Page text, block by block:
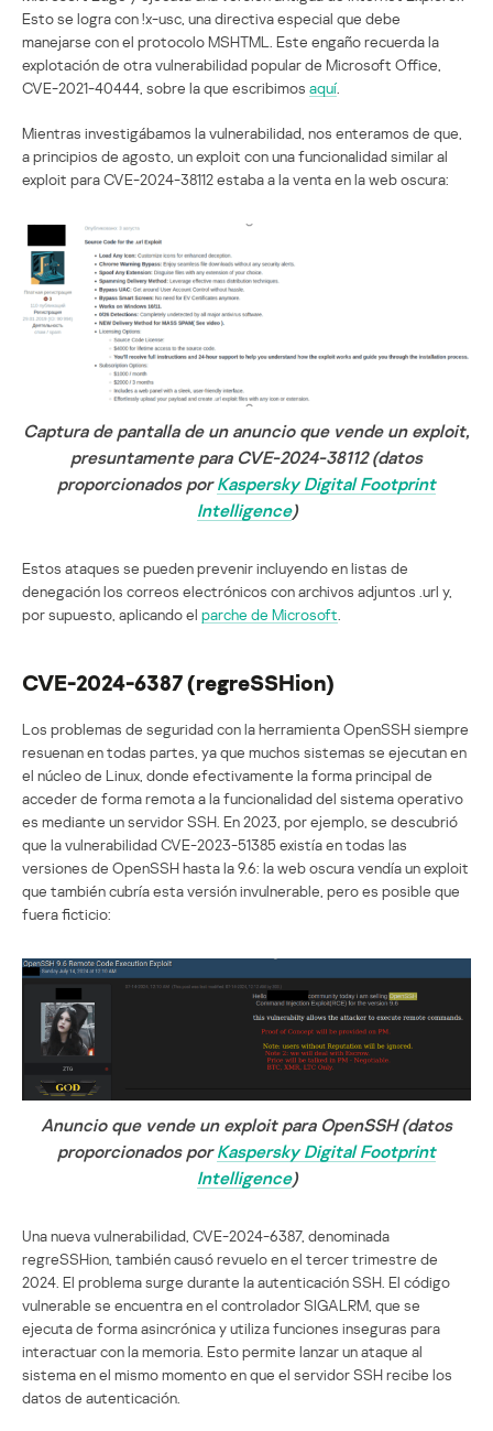
Esto se logra con !x-usc, una directiva especial que debe
manejarse con el protocolo MSHTML. Este engaño recuerda la
explotación de otra vulnerabilidad popular de Microsoft Office,
CVE-2021-40444, sobre la que escribimos aquí.
Mientras investigábamos la vulnerabilidad, nos enteramos de que,
a principios de agosto, un exploit con una funcionalidad similar al
exploit para CVE-2024-38112 estaba a la venta en la web oscura:
Captura de pantalla de un anuncio que vende un exploit,
presuntamente para CVE-2024-38112 (datos
proporcionados porKaspersky Digital Footprint
Intelligence)
Estos ataques se pueden prevenir incluyendo en listas de
denegación los correos electrónicos con archivos adjuntos .url y,
por supuesto, aplicando el parche de Microsoft
CVE-2024-6387 (regreSSHion)
Los problemas de seguridad con la herramienta OpenSSH siempre
resuenan en todas partes, ya que muchos sistemas se ejecutan en
el núcleo de Linux, donde efectivamente la forma principal de
acceder de forma remota a la funcionalidad del sistema operativo
es mediante un servidor SSH. En 2023, por ejemplo, se descubrió
que la vulnerabilidad CVE-2023-51385 existía en todas las
versiones de OpenSSH hasta la 9.6: la web oscura vendía un exploit
que también cubría esta versión invulnerable, pero es posible que
fuera ficticio:
Anuncio que vende un exploit para OpenSSH (datos
proporcionados porKaspersky Digital Footprint
Intelligence)
Una nueva vulnerabilidad, CVE-2024-6387, denominada
regreSSHion, también causó revuelo en el tercer trimestre de
2024. El problema surge durante la autenticación SSH. El código
vulnerable se encuentra en el controlador SIGALRM, que se
ejecuta de forma asincrónica y utiliza funciones inseguras para
interactuar con la memoria. Esto permite lanzar un ataque al
sistema en el mismo momento en que el servidor SSH recibe los
datos de autenticación.